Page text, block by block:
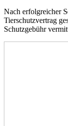
Nach erfolgreicher
Tierschutzvertrag
Schutzgebühr